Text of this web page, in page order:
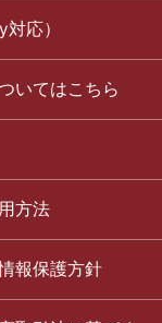
応）
いてはこちら
方法
報保護方針